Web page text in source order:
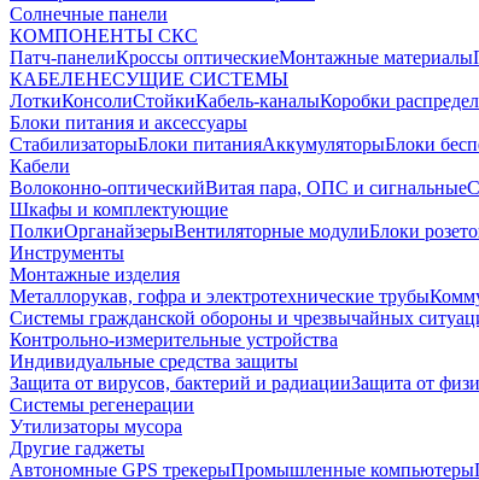
Солнечные панели
КОМПОНЕНТЫ СКС
Патч-панелиКроссы оптическиеМонтажные материалы
КАБЕЛЕНЕСУЩИЕ СИСТЕМЫ
ЛоткиКонсолиСтойкиКабель-каналыКоробки
Блоки питания и аксессуары
СтабилизаторыБлоки питанияАккумуляторыБлоки
Кабели
Волоконно-оптическийВитая пара, ОПС и сигнальные
Шкафы и комплектующие
ПолкиОрганайзерыВентиляторные модулиБлоки
Инструменты
Монтажные изделия
Металлорукав, гофра и электротехнические трубы
Системы гражданской обороны и чрезвычайных
Контрольно-измерительные устройства
Индивидуальные средства защиты
Защита от вирусов, бактерий и радиацииЗащита от
Системы регенерации
Утилизаторы мусора
Другие гаджеты
Автономные GPS трекерыПромышленные компьютеры